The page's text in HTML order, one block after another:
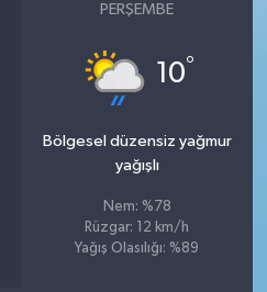
PERŞEMBE
10°
Bölgesel düzensiz yağmur
yağışlı
Nem: %78
Rüzgar: 12 km/h
Yağış Olasılığı: %89